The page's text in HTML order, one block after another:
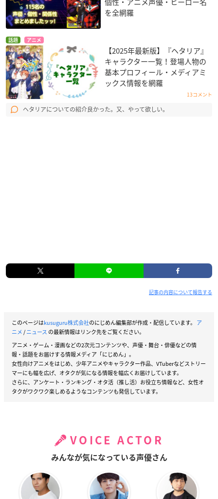
を全網羅
話題 アニメ
【2025年最新版】『ヘタリア』
キャラクター一覧！登場人物の
基本プロフィール・メディアミ
ックス情報を網羅
13コメント
ヘタリアについての紹介良かった。又、やって欲しい。
記事の内容について報告する
このページはkusuguru株式会社のにじめん編集部が作成・配信しています。 ア
ニメ/ニュース の最新情報はリンク先をご覧ください。
アニメ・ゲーム・漫画などの2次元コンテンツや、声優・舞台・俳優などの情
報・話題をお届けする情報メディア「にじめん」。
女性向けアニメをはじめ、少年アニメやキャラクター作品、VTuberなどストリー
マーにも幅を広げ、オタクが気になる情報を幅広くお届けしています。
さらに、アンケート・ランキング・オタ活（推し活）お役立ち情報など、女性オ
タクがワクワク楽しめるようなコンテンツも発信しています。
VOICE ACTOR
みんなが気になっている声優さん